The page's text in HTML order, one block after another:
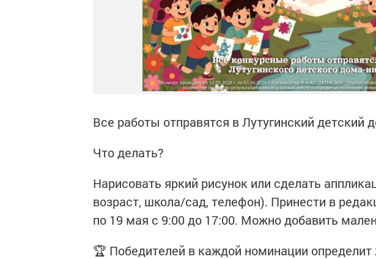
Все работы отправятся в Лутугинский детский
Что делать?
Нарисовать яркий рисунок или сделать
возраст, школа/сад, телефон). Принести в
по 19 мая с 9:00 до 17:00. Можно добавить
🏆 Победителей в каждой номинации